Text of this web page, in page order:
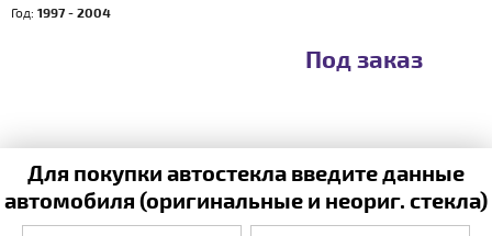
Год: 1997 - 2004
Под заказ
Для покупки автостекла введите данные
автомобиля (оригинальные и неориг. стекла)